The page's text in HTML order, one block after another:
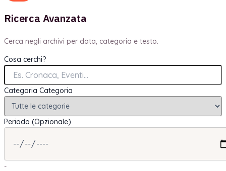
Ricerca Avanzata
Cerca negli archivi per data, categoria e testo.
Cosa cerchi?
Categoria Categoria
Periodo (Opzionale)
-